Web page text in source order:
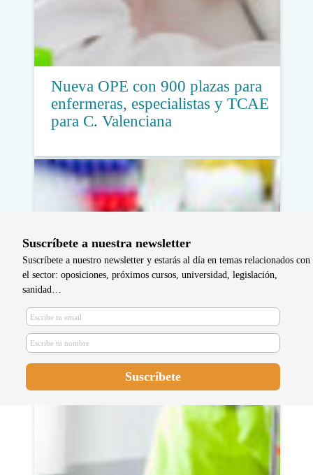
Nueva OPE con 900 plazas para
enfermeras, especialistas y TCAE
para C. Valenciana
Hemodinamia en Enfermería:
Concepto y Funciones Cruciales
Suscríbete a nuestra newsletter
Suscríbete a nuestro newsletter y estarás al día en temas relacionados con
el sector: oposiciones, próximos cursos, universidad, legislación,
sanidad…